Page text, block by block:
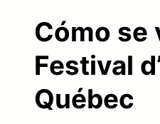
Cómo se
Festival
Québec